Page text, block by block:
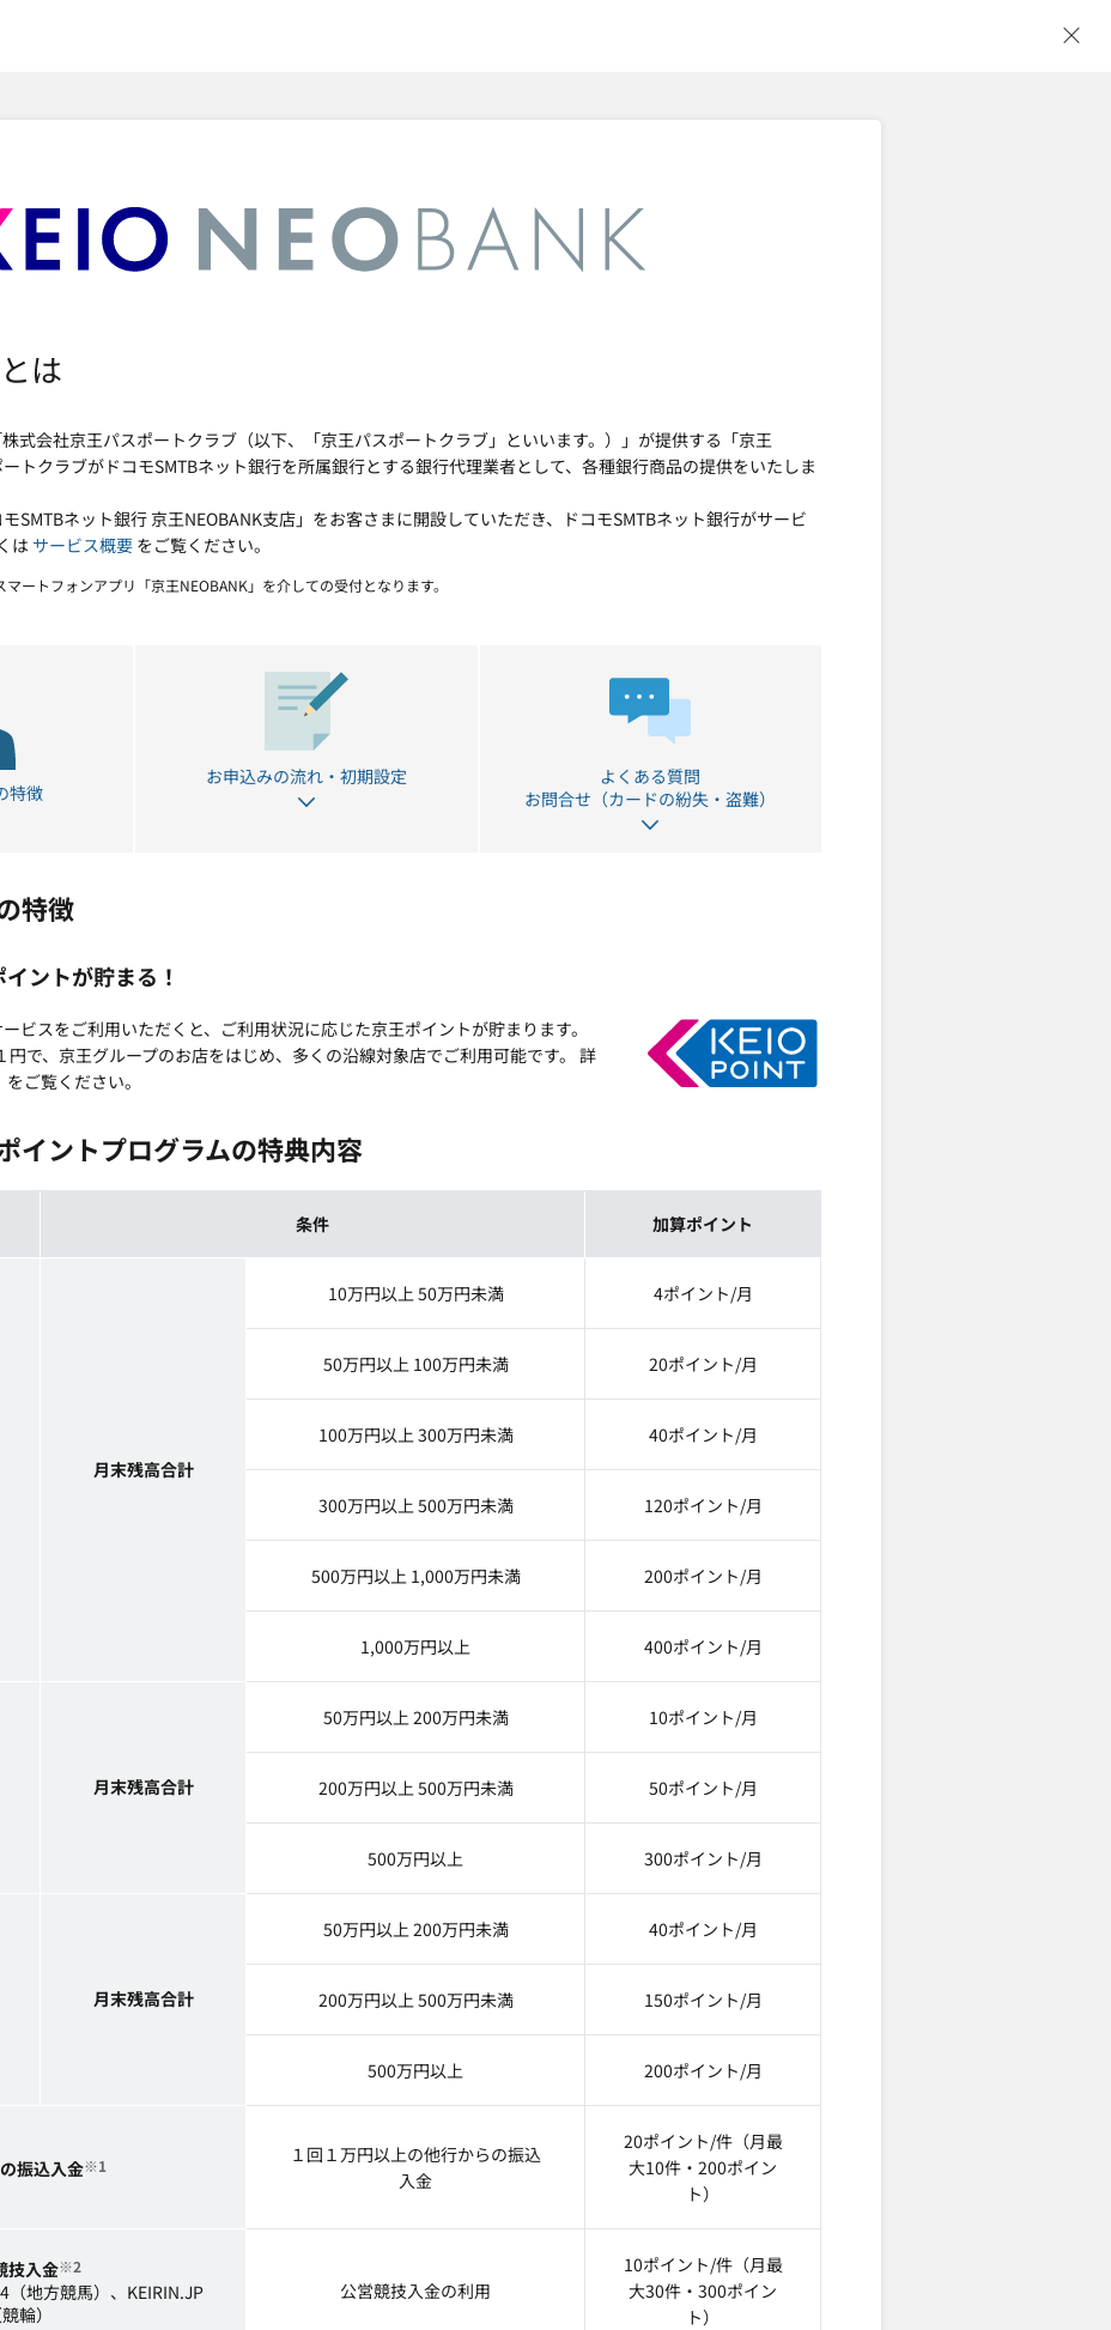
は
式会社京王パスポートクラブ（以下、「京王パスポートクラブ」といいます。）」が提供する「京王
トクラブがドコモSMTBネット銀行を所属銀行とする銀行代理業者として、各種銀行商品の提供をいたしま
SMTBネット銀行 京王NEOBANK支店」をお客さまに開設していただき、ドコモSMTBネット銀行がサービ
は サービス概要 をご覧ください。
ートフォンアプリ「京王NEOBANK」を介しての受付となります。
特徴
お申込みの流れ・初期設定
よくある質問
お問合せ（カードの紛失・盗難）
特徴
ントが貯まる！
ビスをご利用いただくと、ご利用状況に応じた京王ポイントが貯まります。
円で、京王グループのお店をはじめ、多くの沿線対象店でご利用可能です。 詳
をご覧ください。
イントプログラムの特典内容
条件 加算ポイント
月末残高合計
10万円以上 50万円未満 4ポイント/月
50万円以上 100万円未満 20ポイント/月
100万円以上 300万円未満 40ポイント/月
300万円以上 500万円未満 120ポイント/月
500万円以上 1,000万円未満 200ポイント/月
1,000万円以上 400ポイント/月
月末残高合計
50万円以上 200万円未満 10ポイント/月
200万円以上 500万円未満 50ポイント/月
500万円以上 300ポイント/月
月末残高合計
50万円以上 200万円未満 40ポイント/月
200万円以上 500万円未満 150ポイント/月
500万円以上 200ポイント/月
振込入金※1
１回１万円以上の他行からの振込
入金
20ポイント/件（月最
大10件・200ポイン
ト）
技入金※2
（地方競馬）、KEIRIN.JP
競輪）
公営競技入金の利用
10ポイント/件（月最
大30件・300ポイン
ト）